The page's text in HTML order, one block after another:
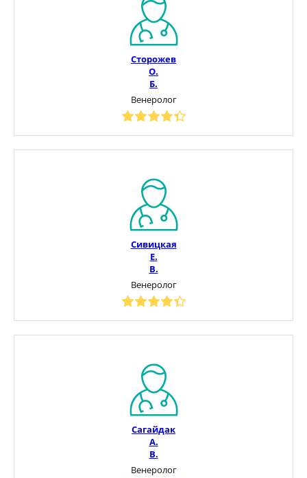
Сторожев
О.
Б.
Венеролог
Сивицкая
Е.
В.
Венеролог
Сагайдак
А.
В.
Венеролог